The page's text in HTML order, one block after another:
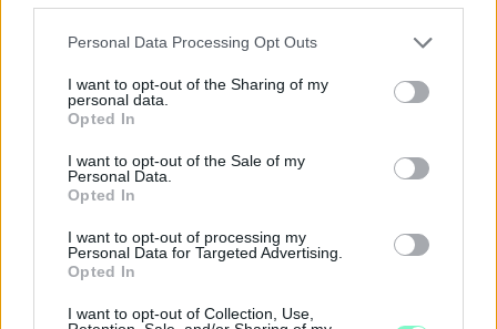
Please note that this website/app uses one or more Google
not limited to your visit or usage behaviour. You may click to
grant or deny consent to Google and its third-party tags to
use your data for below specified purposes in below Google
consent section.
Personal Data Processing Opt Outs
I want to opt-out of the Sharing of my
personal data.
Opted In
I want to opt-out of the Sale of my
Personal Data.
Opted In
I want to opt-out of processing my
Personal Data for Targeted Advertising.
Opted In
I want to opt-out of Collection, Use,